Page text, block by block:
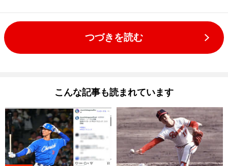
つづきを読む
こんな記事も読まれています